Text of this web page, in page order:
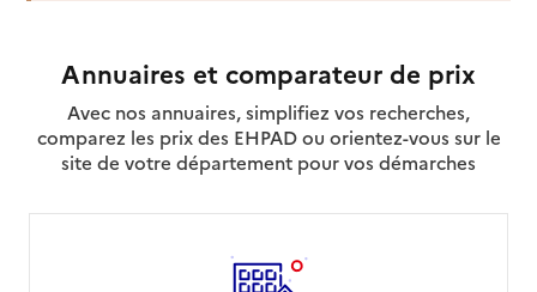
Annuaires et comparateur de prix
Avec nos annuaires, simplifiez vos recherches,
comparez les prix des EHPAD ou orientez-vous sur le
site de votre département pour vos démarches